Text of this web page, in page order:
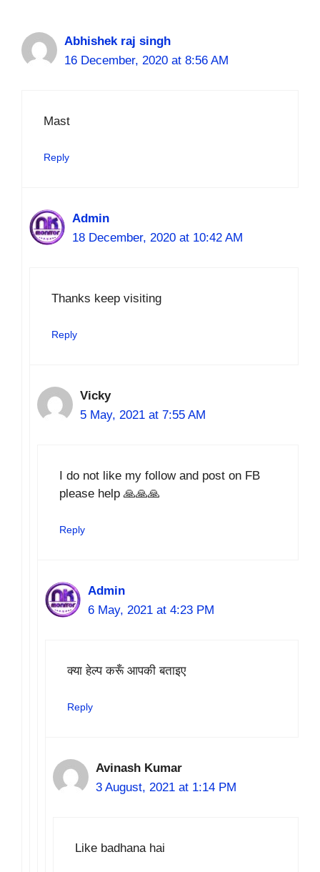
Abhishek raj singh
16 December, 2020 at 8:56 AM
Mast
Reply
Admin
18 December, 2020 at 10:42 AM
Thanks keep visiting
Reply
Vicky
5 May, 2021 at 7:55 AM
I do not like my follow and post on FB
please help 🙏🙏🙏
Reply
Admin
6 May, 2021 at 4:23 PM
क्या हेल्प करूँ आपकी बताइए
Reply
Avinash Kumar
3 August, 2021 at 1:14 PM
Like badhana hai